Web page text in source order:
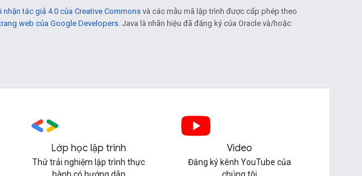
nhận tác giả 4.0 của Creative Commons và các mẫu mã lập trình được cấp phép theo
web của Google Developers . Java là nhãn hiệu đã đăng ký của Oracle và/hoặc
Lớp học lập trình
Thử trải nghiệm lập trình thực
Video
Đăng ký kênh YouTube của